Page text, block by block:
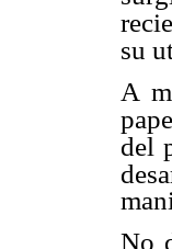
su
A
del
No